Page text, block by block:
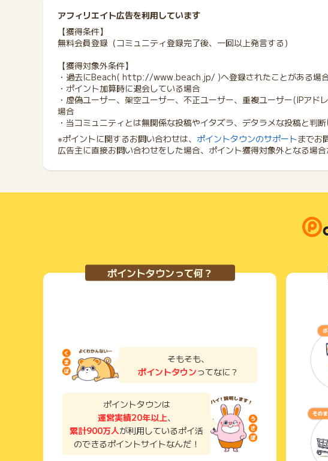
アフィリエイト広告を利用しています
【獲得条件】
無料会員登録（コミュニティ登録完了後、一回以上発言する）
【獲得対象外条件】
・過去にBeach( http://www.beach.jp/ )へ登録されたことがある場
・ポイント加算時に退会している場合
・虚偽ユーザー、架空ユーザー、不正ユーザー、重複ユーザー(IPアド
場合
・当コミュニティとは無関係な投稿やイタズラ、デタラメな投稿と判
※ポイントに関するお問い合わせは、 ポイントタウンのサポートまでお
広告主に直接お問い合わせをした場合、ポイント獲得対象外となる場合
ポイントタウンって何？
そもそも、
ポイントタウンってなに？
ポイントタウンは
運営実績20年以上、
累計900万人が利用しているポイ活
のできるポイントサイトなんだ！